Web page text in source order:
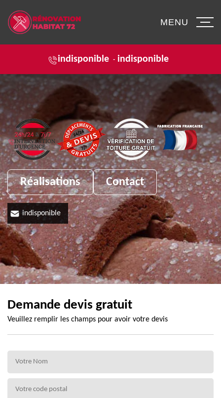
indisponible - indisponible
MENU
Réalisations Contact
indisponible
Demande devis gratuit
Veuillez remplir les champs pour avoir votre devis